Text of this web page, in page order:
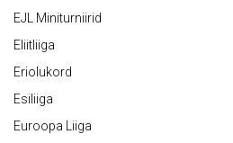
EJL Miniturniirid
Eliitliiga
Eriolukord
Esiliiga
Euroopa Liiga